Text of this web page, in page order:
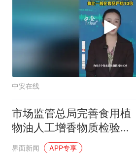
中安在线
市场监管总局完善食用植
物油人工增香物质检验方
法，遏制非法添加行为
界面新闻 APP专享